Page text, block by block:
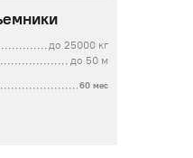
до 25000 кг
до 50 м
60 мес